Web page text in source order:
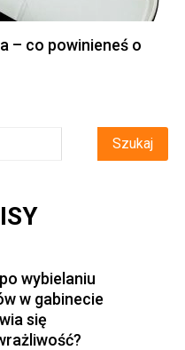
– co powinieneś o
wybielaniu
w gabinecie
się